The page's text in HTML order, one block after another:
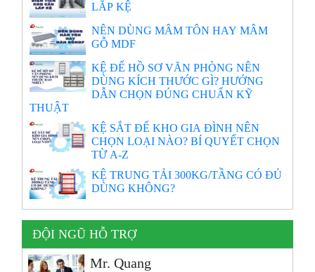
LẮP KỆ
NÊN DÙNG MÂM TÔN HAY MÂM
GỖ MDF
KỆ ĐỂ HỒ SƠ VĂN PHÒNG NÊN
DÙNG KÍCH THƯỚC GÌ? HƯỚNG
DẪN CHỌN ĐÚNG CHUẨN KỸ
THUẬT
KỆ SẮT ĐỂ KHO GIA ĐÌNH NÊN
CHỌN LOẠI NÀO? BÍ QUYẾT CHỌN
TỪ A-Z
KỆ TRUNG TẢI 300KG/TẦNG CÓ ĐỦ
DÙNG KHÔNG?
ĐỘI NGŨ HỖ TRỢ
Mr. Quang